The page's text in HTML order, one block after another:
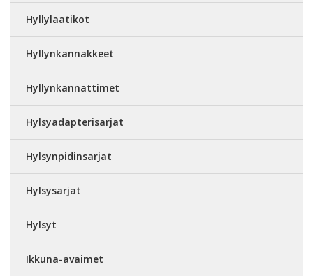
Hyllylaatikot
Hyllynkannakkeet
Hyllynkannattimet
Hylsyadapterisarjat
Hylsynpidinsarjat
Hylsysarjat
Hylsyt
Ikkuna-avaimet